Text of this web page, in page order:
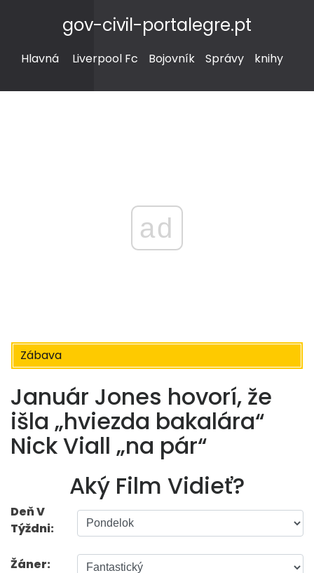
gov-civil-portalegre.pt
Hlavná Liverpool Fc Bojovník Správy knihy
ad
Zábava
Január Jones hovorí, že
išla „hviezda bakalára“
Nick Viall „na pár“
Aký Film Vidieť?
Deň V
Týždni:
Žáner: